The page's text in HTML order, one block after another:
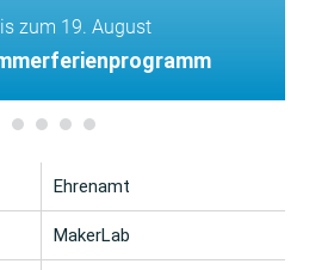
zum 19. August
Ehrenamt
MakerLab